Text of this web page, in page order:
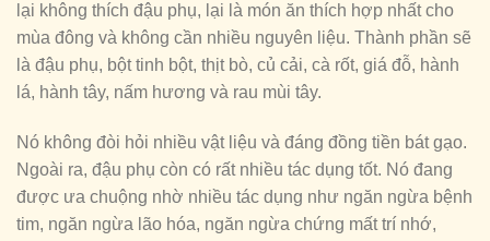
lại không thích đậu phụ, lại là món ăn thích hợp nhất cho
mùa đông và không cần nhiều nguyên liệu. Thành phần sẽ
là đậu phụ, bột tinh bột, thịt bò, củ cải, cà rốt, giá đỗ, hành
lá, hành tây, nấm hương và rau mùi tây.
Nó không đòi hỏi nhiều vật liệu và đáng đồng tiền bát gạo.
Ngoài ra, đậu phụ còn có rất nhiều tác dụng tốt. Nó đang
được ưa chuộng nhờ nhiều tác dụng như ngăn ngừa bệnh
tim, ngăn ngừa lão hóa, ngăn ngừa chứng mất trí nhớ,